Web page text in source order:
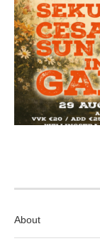
About